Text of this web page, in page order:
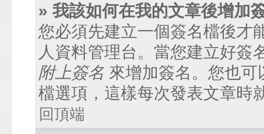
» 我該如何在我的文章後增加
您必須先建立一個簽名檔後才
人資料管理台。當您建立好簽
附上簽名 來增加簽名。您也
檔選項，這樣每次發表文章時
回頂端